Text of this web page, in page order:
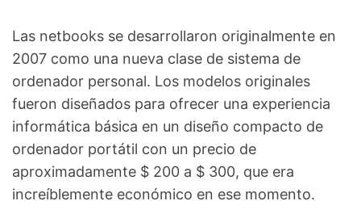
Las netbooks se desarrollaron originalmente en
2007 como una nueva clase de sistema de
ordenador personal. Los modelos originales
fueron diseñados para ofrecer una experiencia
informática básica en un diseño compacto de
ordenador portátil con un precio de
aproximadamente $ 200 a $ 300, que era
increíblemente económico en ese momento.